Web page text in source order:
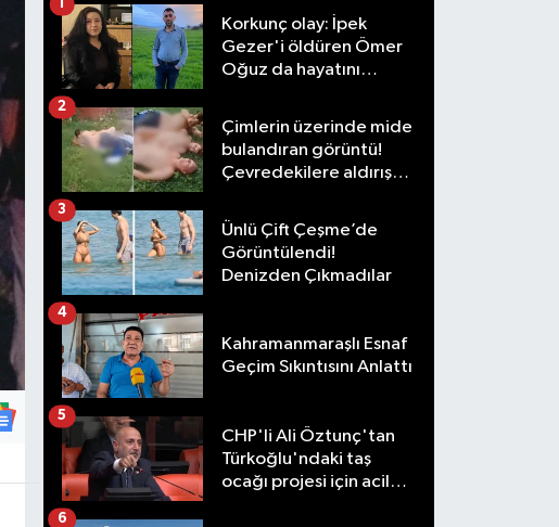
Korkunç olay: İpek
Gezer'i öldüren Ömer
Oğuz da hayatını
1
Çimlerin üzerinde mide
bulandıran görüntü!
Çevredekilere aldırış
2
Ünlü Çift Çeşme’de
Görüntülendi!
Denizden Çıkmadılar
3
Kahramanmaraşlı Esnaf
Geçim Sıkıntısını Anlattı
4
CHP'li Ali Öztunç'tan
Türkoğlu'ndaki taş
ocağı projesi için acil
5
6